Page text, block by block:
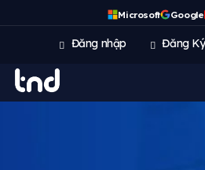
Microsoft Google
Đăng nhập Đăng Ký